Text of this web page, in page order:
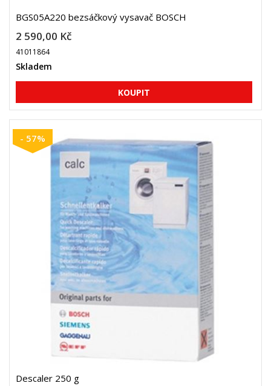
BGS05A220 bezsáčkový vysavač BOSCH
2 590,00 Kč
41011864
Skladem
- 57%
Descaler 250 g